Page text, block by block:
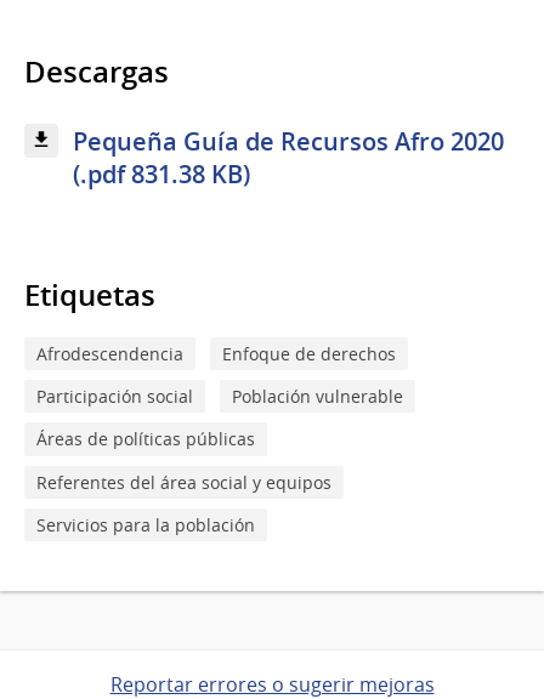
Descargas
Pequeña Guía de Recursos Afro 2020
(.pdf 831.38 KB)
Etiquetas
Afrodescendencia
Enfoque de derechos
Participación social
Población vulnerable
Áreas de políticas públicas
Referentes del área social y equipos
Servicios para la población
Reportar errores o sugerir mejoras